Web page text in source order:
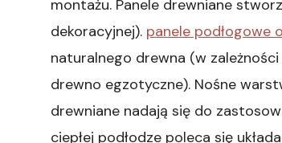
montażu. Panele drewniane
dekoracyjnej). panele podłogowe
naturalnego drewna (w
drewno egzotyczne). Nośne
drewniane nadają się do
ciepłej podłodze poleca się